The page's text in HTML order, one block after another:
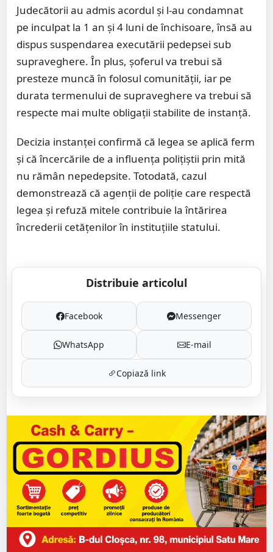
Judecătorii au admis acordul și l-au condamnat
pe inculpat la 1 an și 4 luni de închisoare, însă au
dispus suspendarea executării pedepsei sub
supraveghere. În plus, șoferul va trebui să
presteze muncă în folosul comunității, iar pe
durata termenului de supraveghere va trebui să
respecte mai multe obligații stabilite de instanță.
Decizia instanței confirmă că legea se aplică ferm
și că încercările de a influența polițiștii prin mită
nu rămân nepedepsite. Totodată, cazul
demonstrează că agenții de poliție care respectă
legea și refuză mitele contribuie la întărirea
încrederii cetățenilor în instituțiile statului.
Distribuie articolul
Facebook Messenger
WhatsApp E-mail
Copiază link